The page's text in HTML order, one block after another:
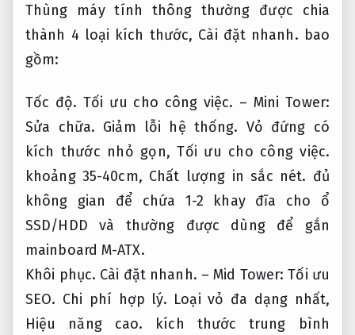
Thùng máy tính thông thường được chia
thành 4 loại kích thước, Cài đặt nhanh. bao
gồm:
Tốc độ. Tối ưu cho công việc. – Mini Tower:
Sửa chữa. Giảm lỗi hệ thống. Vỏ đứng có
kích thước nhỏ gọn,Tối ưu cho công việc.
khoảng 35-40cm, Chất lượng in sắc nét. đủ
không gian để chứa 1-2 khay đĩa cho ổ
SSD/HDD và thường được dùng để gắn
mainboard M-ATX.
Khôi phục. Cài đặt nhanh. – Mid Tower:Tối ưu
SEO. Chi phí hợp lý. Loại vỏ đa dạng nhất,
Hiệu năng cao. kích thước trung bình